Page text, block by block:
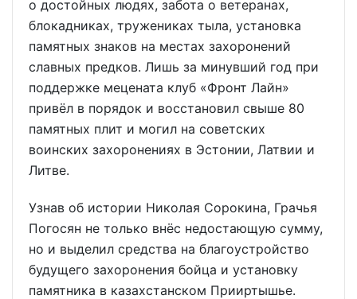
о достойных людях, забота о ветеранах,
блокадниках, тружениках тыла, установка
памятных знаков на местах захоронений
славных предков. Лишь за минувший год при
поддержке мецената клуб «Фронт Лайн»
привёл в порядок и восстановил свыше 80
памятных плит и могил на советских
воинских захоронениях в Эстонии, Латвии и
Литве.
Узнав об истории Николая Сорокина, Грачья
Погосян не только внёс недостающую сумму,
но и выделил средства на благоустройство
будущего захоронения бойца и установку
памятника в казахстанском Прииртышье.